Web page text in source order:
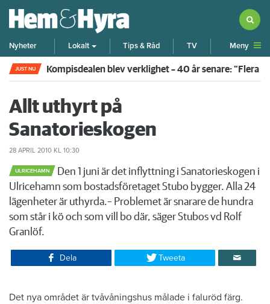
Nyheter Lokalt Tips & Råd TV Meny
JUST NU Kompisdealen blev verklighet – 40 år senare: "Flera
Allt uthyrt på
Sanatorieskogen
28 APRIL 2010 KL 10:30
ULRICEHAMN
Den 1 juni är det inflyttning i Sanatorieskogen i
Ulricehamn som bostadsföretaget Stubo bygger. Alla 24
lägenheter är uthyrda.– Problemet är snarare de hundra
som står i kö och som vill bo där, säger Stubos vd Rolf
Granlöf.
Dela Tweeta
Det nya området är tvåvåningshus målade i faluröd färg.